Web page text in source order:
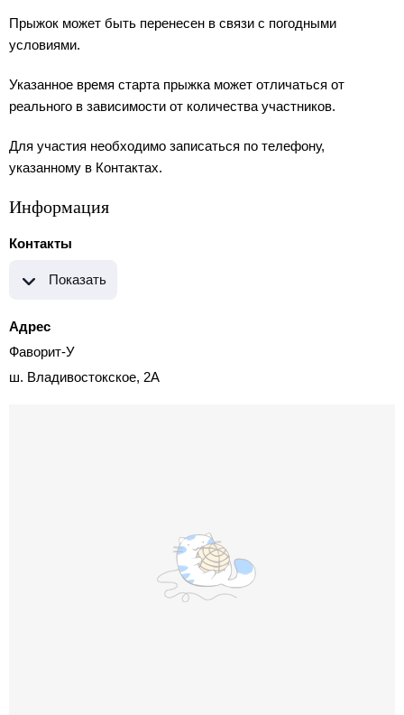
Прыжок может быть перенесен в связи с погодными
условиями.
Указанное время старта прыжка может отличаться от
реального в зависимости от количества участников.
Для участия необходимо записаться по телефону,
указанному в Контактах.
Информация
Контакты
Показать
Адрес
Фаворит-У
ш. Владивостокское, 2А